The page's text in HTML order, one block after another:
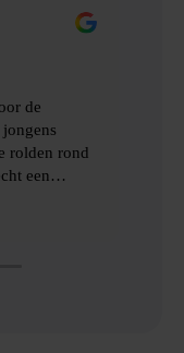
de
rolden rond
een